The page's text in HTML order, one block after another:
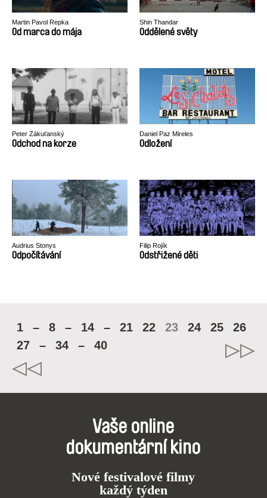
Martin Pavol Repka
Od marca do mája
Shin Thandar
Oddělené světy
Peter Zákuťanský
Odchod na korze
Daniel Paz Mireles
Odložení
Audrius Stonys
Odpočítávání
Filip Rojík
Odstřižené děti
1 – 8 – 14 – 21 22 23 24 25
26
27
– 34 – 40
Vaše online
dokumentární kino
Nové festivalové filmy
každý týden